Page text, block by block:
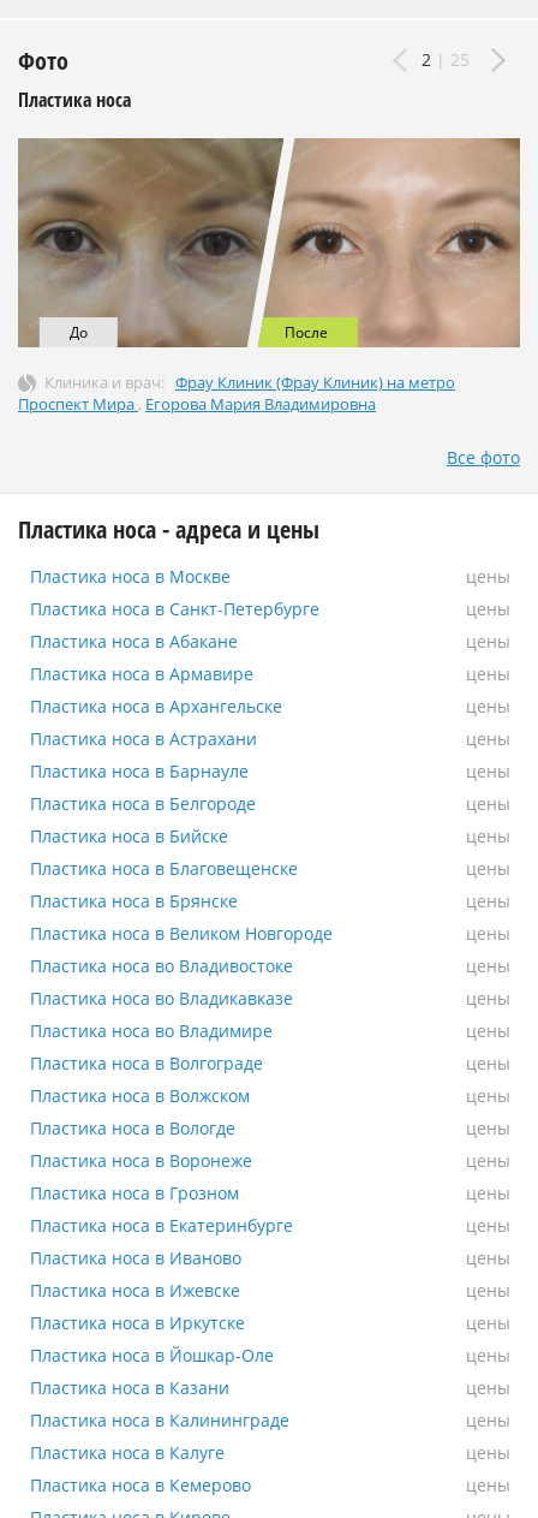
Фото 2 | 25
Пластика носа
До После
Клиника и врач: Фрау Клиник (Фрау Клиник) на метро
Проспект Мира , Егорова Мария Владимировна
Все фото
Пластика носа - адреса и цены
Пластика носа в Москве
Пластика носа в Москве цены
Пластика носа в Санкт-Петербурге
Пластика носа в Санкт-Петербурге цены
Пластика носа в Абакане
Пластика носа в Абакане цены
Пластика носа в Армавире
Пластика носа в Армавире цены
Пластика носа в Архангельске
Пластика носа в Архангельске цены
Пластика носа в Астрахани
Пластика носа в Астрахани цены
Пластика носа в Барнауле
Пластика носа в Барнауле цены
Пластика носа в Белгороде
Пластика носа в Белгороде цены
Пластика носа в Бийске
Пластика носа в Бийске цены
Пластика носа в Благовещенске
Пластика носа в Благовещенске цены
Пластика носа в Брянске
Пластика носа в Брянске цены
Пластика носа в Великом Новгороде
Пластика носа в Великом Новгороде цены
Пластика носа во Владивостоке
Пластика носа во Владивостоке цены
Пластика носа во Владикавказе
Пластика носа во Владикавказе цены
Пластика носа во Владимире
Пластика носа во Владимире цены
Пластика носа в Волгограде
Пластика носа в Волгограде цены
Пластика носа в Волжском
Пластика носа в Волжском цены
Пластика носа в Вологде
Пластика носа в Вологде цены
Пластика носа в Воронеже
Пластика носа в Воронеже цены
Пластика носа в Грозном
Пластика носа в Грозном цены
Пластика носа в Екатеринбурге
Пластика носа в Екатеринбурге цены
Пластика носа в Иваново
Пластика носа в Иваново цены
Пластика носа в Ижевске
Пластика носа в Ижевске цены
Пластика носа в Иркутске
Пластика носа в Иркутске цены
Пластика носа в Йошкар-Оле
Пластика носа в Йошкар-Оле цены
Пластика носа в Казани
Пластика носа в Казани цены
Пластика носа в Калининграде
Пластика носа в Калининграде цены
Пластика носа в Калуге
Пластика носа в Калуге цены
Пластика носа в Кемерово
Пластика носа в Кемерово цены